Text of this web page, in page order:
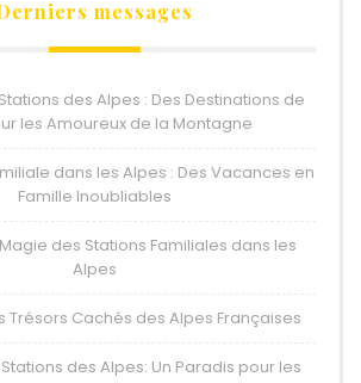
messages
des Alpes : Des Destinations de
les Amoureux de la Montagne
dans les Alpes : Des Vacances en
Famille Inoubliables
des Stations Familiales dans les
Alpes
Trésors Cachés des Alpes Françaises
des Alpes: Un Paradis pour les